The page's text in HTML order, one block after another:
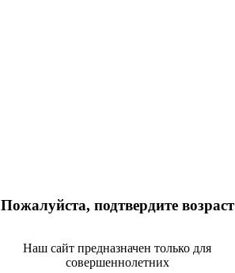
Пожалуйста, подтвердите возраст
Наш сайт предназначен только для
совершеннолетних